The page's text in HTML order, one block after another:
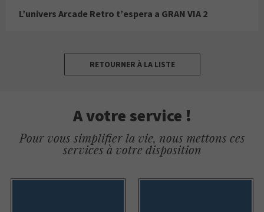
L’univers Arcade Retro t’espera a GRAN VIA 2
RETOURNER À LA LISTE
A votre service !
Pour vous simplifier la vie, nous mettons ces
services à votre disposition